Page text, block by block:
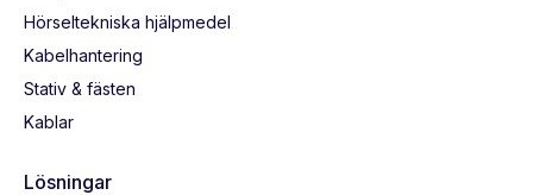
Hörseltekniska hjälpmedel
Kabelhantering
Stativ & fästen
Kablar
Lösningar